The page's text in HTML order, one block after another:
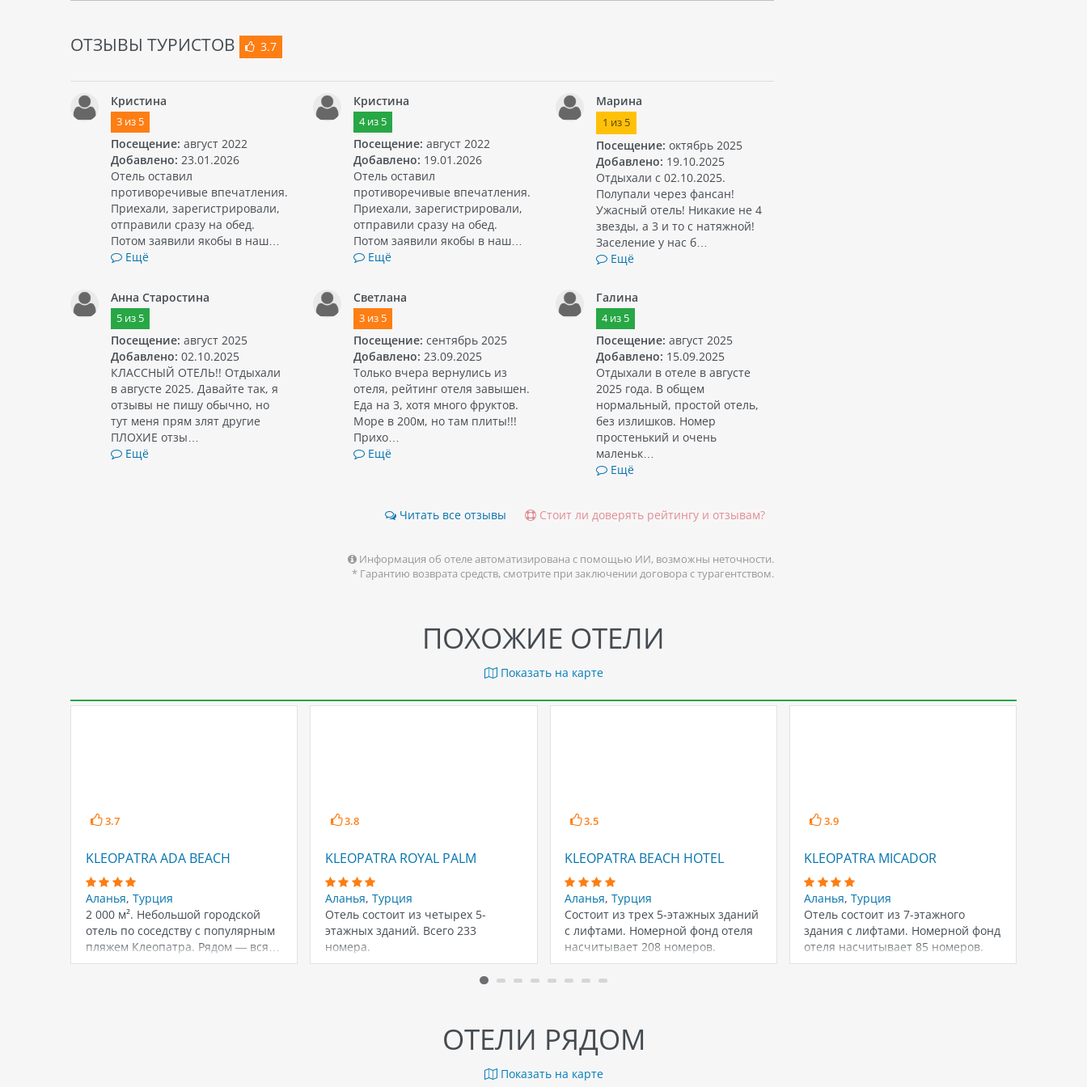
ОТЗЫВЫ ТУРИСТОВ 3.7
Кристина
3из 5
Посещение: август 2022
Добавлено: 23.01.2026
Отель оставил
противоречивые впечатления.
Приехали, зарегистрировали,
отправили сразу на обед.
Потом заявили якобы в наш…
Ещё
Кристина
4из 5
Посещение: август 2022
Добавлено: 19.01.2026
Отель оставил
противоречивые впечатления.
Приехали, зарегистрировали,
отправили сразу на обед.
Потом заявили якобы в наш…
Ещё
Марина
1 из 5
Посещение: октябрь 2025
Добавлено: 19.10.2025
Отдыхали с 02.10.2025.
Полупали через фансан!
Ужасный отель! Никакие не 4
звезды, а 3 и то с натяжной!
Заселение у нас б…
Ещё
Анна Старостина
5из 5
Посещение: август 2025
Добавлено: 02.10.2025
КЛАССНЫЙ ОТЕЛЬ!! Отдыхали
в августе 2025. Давайте так, я
отзывы не пишу обычно, но
тут меня прям злят другие
ПЛОХИЕ отзы…
Ещё
Светлана
3из 5
Посещение: сентябрь 2025
Добавлено: 23.09.2025
Только вчера вернулись из
отеля, рейтинг отеля завышен.
Еда на 3, хотя много фруктов.
Море в 200м, но там плиты!!!
Прихо…
Ещё
Галина
4из 5
Посещение: август 2025
Добавлено: 15.09.2025
Отдыхали в отеле в августе
2025 года. В общем
нормальный, простой отель,
без излишков. Номер
простенький и очень
маленьк…
Ещё
Читать все отзывы Стоит ли доверять рейтингу и отзывам?
Информация об отеле автоматизирована с помощью ИИ, возможны неточности.
* Гарантию возврата средств, смотрите при заключении договора с турагентством.
ПОХОЖИЕ ОТЕЛИ
Показать на карте
3.7
KLEOPATRA ADA BEACH
Аланья, Турция
2 000 м². Небольшой городской
отель по соседству с популярным
пляжем Клеопатра. Рядом — вся…
3.8
KLEOPATRA ROYAL PALM
Аланья, Турция
Отель состоит из четырех 5-
этажных зданий. Всего 233
номера.
3.5
KLEOPATRA BEACH HOTEL
Аланья, Турция
Состоит из трех 5-этажных зданий
с лифтами. Номерной фонд отеля
насчитывает 208 номеров.
3.9
KLEOPATRA MICADOR
Аланья,Турция
Отель состоит из 7-этажного
здания с лифтами. Номерной фонд
отеля насчитывает 85 номеров.
ОТЕЛИ РЯДОМ
Показать на карте